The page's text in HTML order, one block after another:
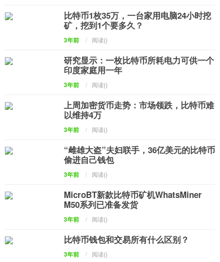
比特币1枚35万，一台家用电脑24小时挖
矿，挖到1个要多久？
3年前 / 阅读()
研究显示：一枚比特币所耗电力可供一个
印度家庭用一年
3年前 / 阅读()
上周加密货币走势：市场领跌，比特币难
以维持4万
3年前 / 阅读()
“雌雄大盗”夫妇联手，36亿美元的比特币
偷进自己钱包
3年前 / 阅读()
MicroBT新款比特币矿机WhatsMiner
M50系列已准备发货
3年前 / 阅读()
比特币钱包和交易所有什么区别？
3年前 / 阅读()